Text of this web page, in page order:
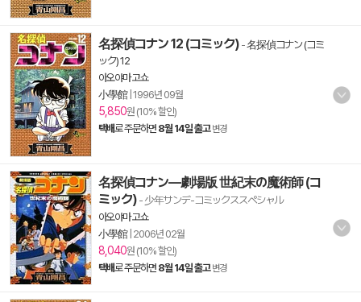
名探偵コナン 12 (コミック) -名探偵コナン (コミ
ック) 12
아오야마 고쇼
小學館| 1996년 09월
5,850원 (10% 할인)
택배로 주문하면 8월 14일 출고 변경
名探偵コナン―劇場版 世紀末の魔術師 (コ
ミック) - 少年サンデ-コミックススペシャル
아오야마 고쇼
小學館| 2006년 02월
8,040원 (10% 할인)
택배로 주문하면 8월 14일 출고 변경